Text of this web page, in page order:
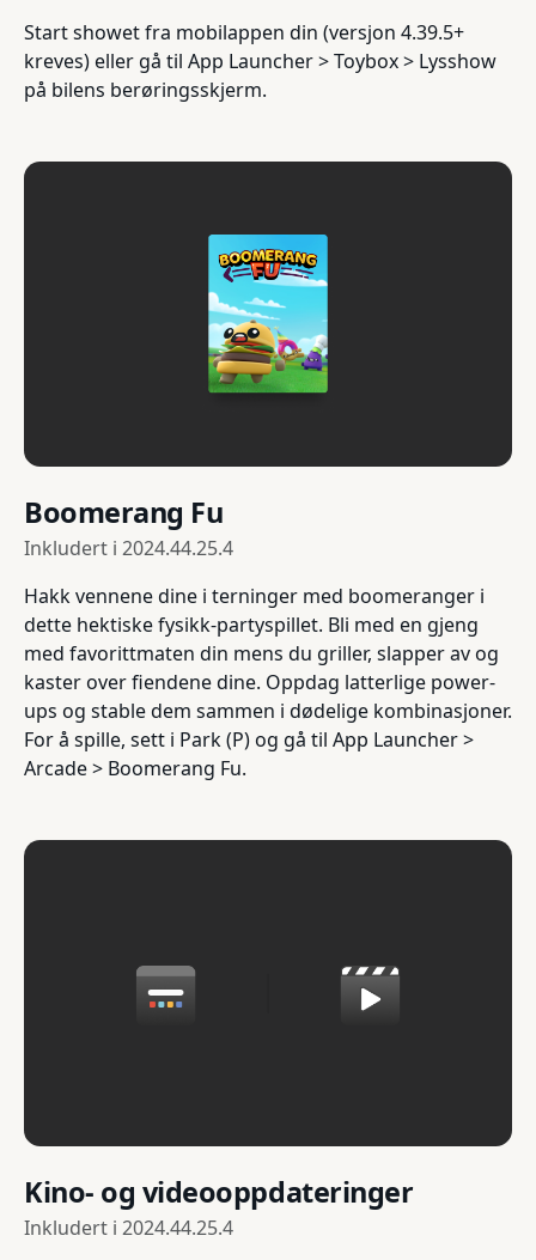
Start showet fra mobilappen din (versjon 4.39.5+
kreves) eller gå til App Launcher > Toybox > Lysshow
på bilens berøringsskjerm.
Boomerang Fu
Inkludert i 2024.44.25.4
Hakk vennene dine i terninger med boomeranger i
dette hektiske fysikk-partyspillet. Bli med en gjeng
med favorittmaten din mens du griller, slapper av og
kaster over fiendene dine. Oppdag latterlige power-
ups og stable dem sammen i dødelige kombinasjoner.
For å spille, sett i Park (P) og gå til App Launcher >
Arcade > Boomerang Fu.
Kino- og videooppdateringer
Inkludert i 2024.44.25.4